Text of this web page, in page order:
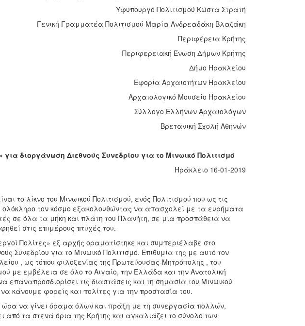
Υφυπουργό Πολιτισμού Κώστα Στρατή
Γενική Γραμματέα Πολιτισμού Μαρία Ανδρεαδάκη Βλαζάκη
Περιφέρεια Κρήτης
Περιφερειακή Ένωση Δήμων Κρήτης
Δήμο Ηρακλείου
Εφορία Αρχαιοτήτων Ηρακλείου
Αρχαιολογικό Μουσείο Ηρακλείου
Σύλλογο Ελλήνων Αρχαιολόγων
Βρετανική Σχολή Αθηνών
διοργάνωση Διεθνούς Συνεδρίου για το Μινωικό Πολιτισμό
Ηράκλειο 16-01-2019
το λίκνο του Μινωικού Πολιτισμού, ενός Πολιτισμού που ως τις
τον κόσμο εξακολουθώντας να απασχολεί με τα ευρήματα
σε όλα τα μήκη και πλάτη του Πλανήτη, σε μια προσπάθεια να
στις επιμέρους πτυχές του.
Πολίτες» εξ αρχής οραματίστηκε και συμπεριέλαβε στο
Συνεδρίου για το Μινωικό Πολιτισμό. Επιθυμία της με αυτό τον
, ως τόπου φιλοξενίας της Πρωτεύουσας-Μητρόπολης , του
με εμβέλεια σε όλο το Αιγαίο, την Ελλάδα και την Ανατολική
επαναπροσδιορίσει τις διαστάσεις και τη σημασία του Μινωικού
κάνουμε φορείς και πολίτες για την προστασία του.
να γίνει όραμα όλων και πράξη με τη συνεργασία πολλών,
τα στενά όρια της Κρήτης και αγκαλιάζει το σύνολο των